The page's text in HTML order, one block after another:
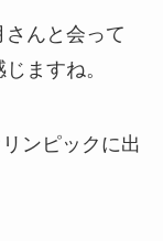
んと会って
ますね。
ンピックに出